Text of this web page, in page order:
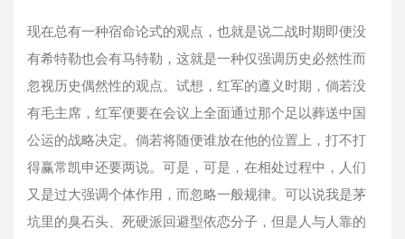
现在总有一种宿命论式的观点，也就是说二战时期即便没
有希特勒也会有马特勒，这就是一种仅强调历史必然性而
忽视历史偶然性的观点。试想，红军的遵义时期，倘若没
有毛主席，红军便要在会议上全面通过那个足以葬送中国
公运的战略决定。倘若将随便谁放在他的位置上，打不打
得赢常凯申还要两说。可是，可是，在相处过程中，人们
又是过大强调个体作用，而忽略一般规律。可以说我是茅
坑里的臭石头、死硬派回避型依恋分子，但是人与人靠的